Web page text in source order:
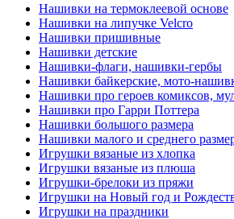
Нашивки на термоклеевой основе
Нашивки на липучке Velcro
Нашивки пришивные
Нашивки детские
Нашивки-флаги, нашивки-гербы
Нашивки байкерские, мото-
Нашивки про героев комиксов,
Нашивки про Гарри Поттера
Нашивки большого размера
Нашивки малого и среднего
Игрушки вязаные из хлопка
Игрушки вязаные из плюша
Игрушки-брелоки из пряжи
Игрушки на Новый год и
Игрушки на праздники